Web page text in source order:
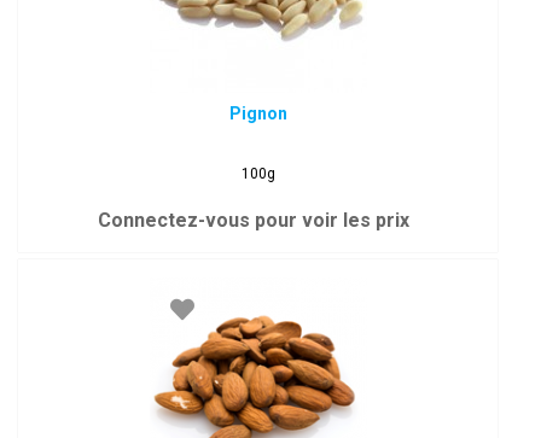
Pignon
100g
Connectez-vous pour voir les prix